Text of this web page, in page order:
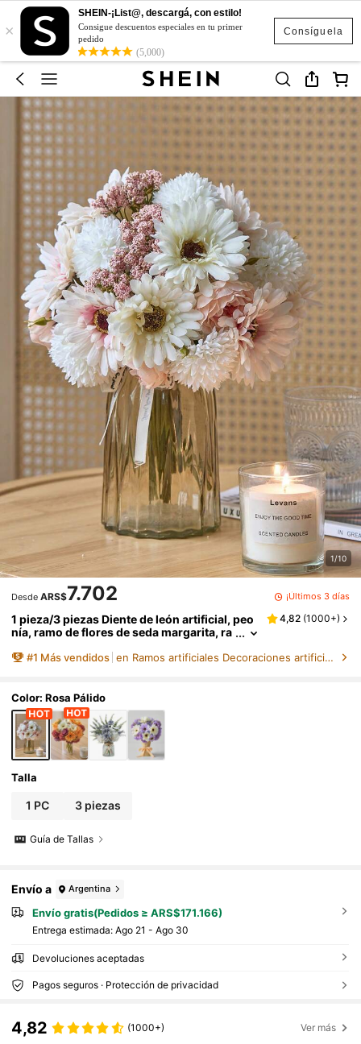
Consíguela
×
SHEIN-¡List@, descargá, con estilo!
Consigue descuentos especiales en tu primer
pedido
(5,000)
1/10
Desde ARS$7.702 ¡Últimos 3 días
1 pieza/3 piezas Diente de león artificial, peo
nía, ramo de flores de seda margarita, ra
el hogar, oficina, baño, cocina, mesa de com
4,82 (1000+)
#1 Más vendidos en Ramos artificiales Decoraciones artificiales&De
Color: Rosa Pálido
Talla
1 PC 3 piezas
Guía de Tallas
Envío a Argentina
Envío gratis(Pedidos ≥ ARS$171.166)
Entrega estimada: Ago 21 - Ago 30
Devoluciones aceptadas
Pagos seguros · Protección de privacidad
4,82 (1000+) Ver más